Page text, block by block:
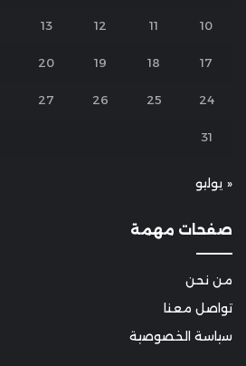
10
11
12
13
17
18
19
20
24
25
26
27
31
« يوليو
صفحات مهمة
من نحن
تواصل معنا
سياسة الخصوصية